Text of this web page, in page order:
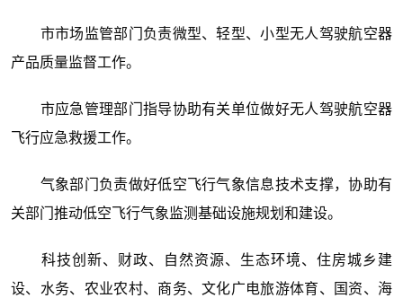
市市场监管部门负责微型、轻型、小型无人驾驶航空器
产品质量监督工作。
市应急管理部门指导协助有关单位做好无人驾驶航空器
飞行应急救援工作。
气象部门负责做好低空飞行气象信息技术支撑，协助有
关部门推动低空飞行气象监测基础设施规划和建设。
科技创新、财政、自然资源、生态环境、住房城乡建
设、水务、农业农村、商务、文化广电旅游体育、国资、海